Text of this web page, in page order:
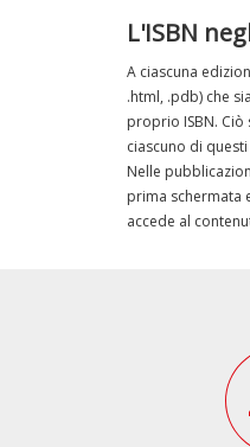
L'ISBN
A ciascuna
.html, .pdb) che
proprio ISBN.
ciascuno di
Nelle
prima schermata
accede al